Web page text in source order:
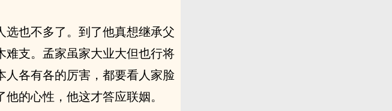
选也不多了。到了他真想继承父
难支。孟家虽家大业大但也行将
各有各的厉害，都要看人家脸
的心性，他这才答应联姻。